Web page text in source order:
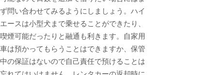
ず問い合わせてみるようにしましょう。ハイ
エースは小型犬まで乗せることができたり、
喫煙可能だったりと融通も利きます。自家用
車は預かってもらうことはできますか、保管
中の保証はないので自己責任で預けることは